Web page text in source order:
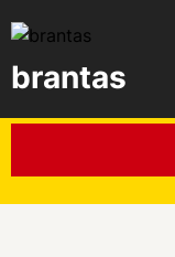
brantas